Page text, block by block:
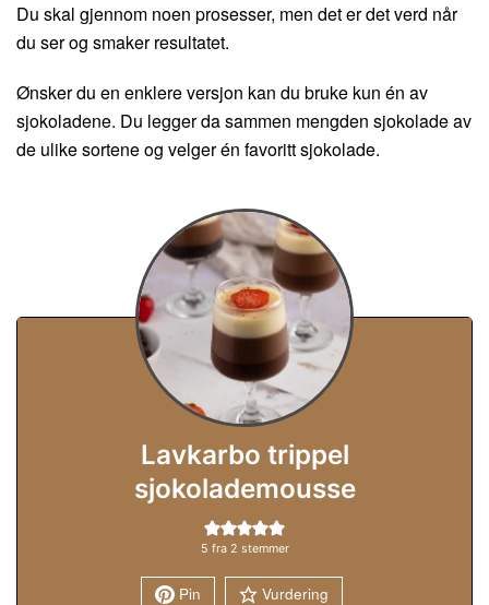
Du skal gjennom noen prosesser, men det er det verd når
du ser og smaker resultatet.
Ønsker du en enklere versjon kan du bruke kun én av
sjokoladene. Du legger da sammen mengden sjokolade av
de ulike sortene og velger én favoritt sjokolade.
Lavkarbo trippel
sjokolademousse
5 fra 2 stemmer
Pin Vurdering